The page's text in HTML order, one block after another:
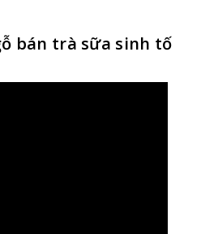
bán trà sữa sinh tố